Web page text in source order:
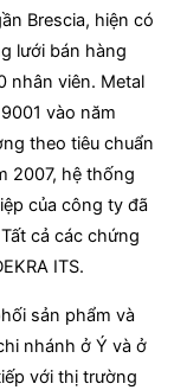
Brescia, hiện có
lưới bán hàng
nhân viên. Metal
vào năm
theo tiêu chuẩn
2007, hệ thống
của công ty đã
cả các chứng
ITS.
sản phẩm và
nhánh ở Ý và ở
với thị trường